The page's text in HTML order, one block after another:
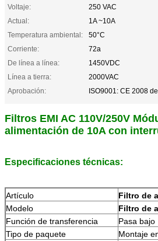
Voltaje:
250 VAC
Actual:
1A ~10A
Temperatura ambiental:
50°C
Corriente:
72a
De línea a línea:
1450VDC
Línea a tierra:
2000VAC
Aprobación:
ISO9001: CE 2008
Filtros EMI AC 110V/250V
alimentación de 10A con
Especificaciones técnicas:
Artículo
Filtro de
Modelo
Filtro de
Función de transferencia
Pasa bajo
Tipo de paquete
Montaje